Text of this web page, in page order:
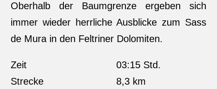
Oberhalb der Baumgrenze ergeben sich
immer wieder herrliche Ausblicke zum Sass
de Mura in den Feltriner Dolomiten.
Zeit
03:15 Std.
Strecke
8,3 km